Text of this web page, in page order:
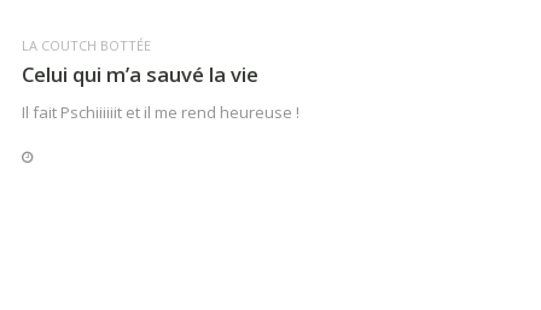
LA COUTCH BOTTÉE
Celui qui m’a sauvé la vie
Il fait Pschiiiiiit et il me rend heureuse !